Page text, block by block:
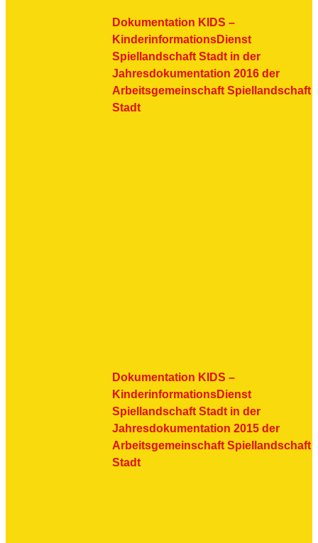
Dokumentation KIDS –
KinderinformationsDienst
Spiellandschaft Stadt in der
Jahresdokumentation 2016 der
Arbeitsgemeinschaft Spiellandschaft
Stadt
Dokumentation KIDS –
KinderinformationsDienst
Spiellandschaft Stadt in der
Jahresdokumentation 2015 der
Arbeitsgemeinschaft Spiellandschaft
Stadt